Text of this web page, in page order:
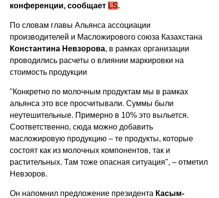
конференции, сообщает LS.
По словам главы Альянса ассоциации
производителей и Масложирового союза Казахстана
Константина Невзорова, в рамках организации
проводились расчеты о влиянии маркировки на
стоимость продукции
"Конкретно по молочным продуктам мы в рамках
альянса это все просчитывали. Суммы были
неутешительные. Примерно в 10% это выльется.
Соответственно, сюда можно добавить
масложировую продукцию – те продукты, которые
состоят как из молочных компонентов, так и
растительных. Там тоже опасная ситуация", – отметил
Невзоров.
Он напомнил предложение президента Касым-